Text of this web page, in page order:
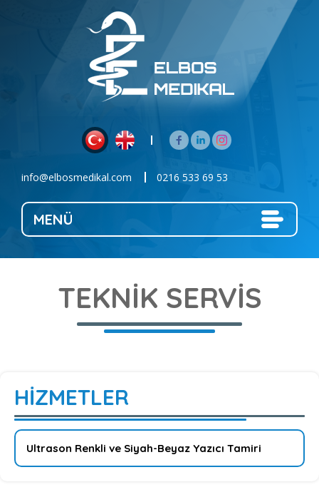
info@elbosmedikal.com 0216 533 69 53
MENÜ
TEKNİK SERVİS
HİZMETLER